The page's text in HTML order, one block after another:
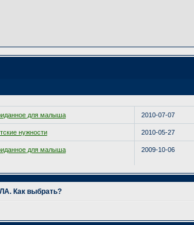
для малыша 2010-07-07
нужности 2010-05-27
для малыша 2009-10-06
Как выбрать?